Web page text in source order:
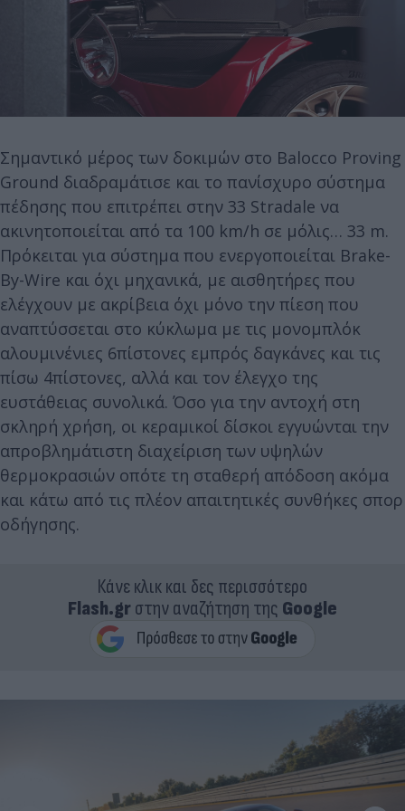
Σημαντικό μέρος των δοκιμών στο Balocco Proving
Ground διαδραμάτισε και το πανίσχυρο σύστημα
πέδησης που επιτρέπει στην 33 Stradale να
ακινητοποιείται από τα 100 km/h σε μόλις… 33 m.
Πρόκειται για σύστημα που ενεργοποιείται Brake-
By-Wire και όχι μηχανικά, με αισθητήρες που
ελέγχουν με ακρίβεια όχι μόνο την πίεση που
αναπτύσσεται στο κύκλωμα με τις μονομπλόκ
αλουμινένιες 6πίστονες εμπρός δαγκάνες και τις
πίσω 4πίστονες, αλλά και τον έλεγχο της
ευστάθειας συνολικά. Όσο για την αντοχή στη
σκληρή χρήση, οι κεραμικοί δίσκοι εγγυώνται την
απροβλημάτιστη διαχείριση των υψηλών
θερμοκρασιών οπότε τη σταθερή απόδοση ακόμα
και κάτω από τις πλέον απαιτητικές συνθήκες σπορ
οδήγησης.
Κάνε κλικ και δες περισσότερο
Flash.grστην αναζήτηση της Google